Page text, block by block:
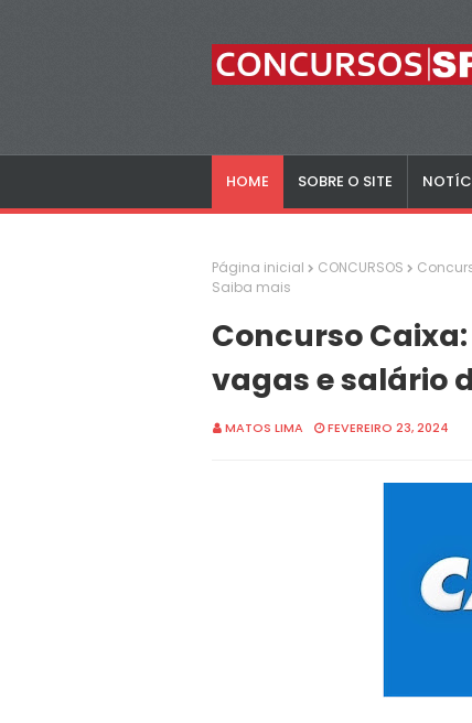
HOME SOBRE O SITE
Página inicial CONCURSOS
Saiba mais
Concurso Caixa:
vagas e salário
MATOS LIMA FEVEREIRO 23, 2024